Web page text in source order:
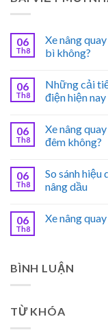
06
Th8
Xe nâng
bì không?
06
Th8
Những cải
điện hiện nay
06
Th8
Xe nâng
đêm không?
06
Th8
So sánh hiệu
nâng dầu
06
Th8
Xe nâng
BÌNH LUẬN
TỪ KHÓA